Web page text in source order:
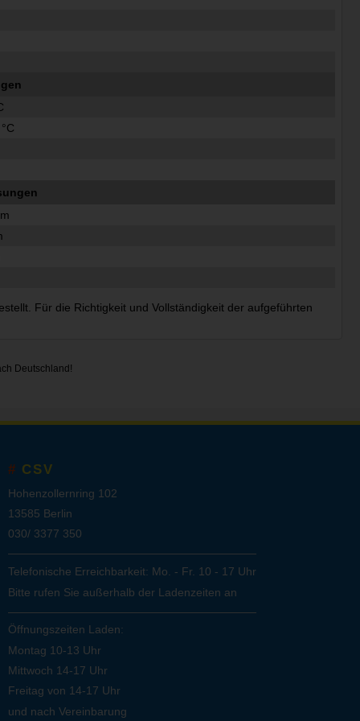
Für die Richtigkeit und Vollständigkeit der aufgeführten
Deutschland!
CSV
Hohenzollernring 102
13585 Berlin
030/ 3377 350
Telefonische Erreichbarkeit: Mo. - Fr. 10 - 17 Uhr
Bitte rufen Sie außerhalb der Ladenzeiten an
Öffnungszeiten Laden:
Montag 10-13 Uhr
Mittwoch 14-17 Uhr
Freitag von 14-17 Uhr
und nach Vereinbarung